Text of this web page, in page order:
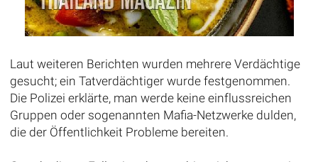
Laut weiteren Berichten wurden mehrere Verdächtige
gesucht; ein Tatverdächtiger wurde festgenommen.
Die Polizei erklärte, man werde keine einflussreichen
Gruppen oder sogenannten Mafia-Netzwerke dulden,
die der Öffentlichkeit Probleme bereiten.